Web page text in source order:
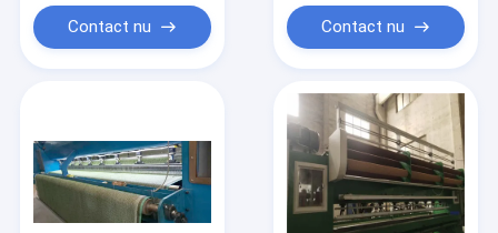
Contact nu Contact nu